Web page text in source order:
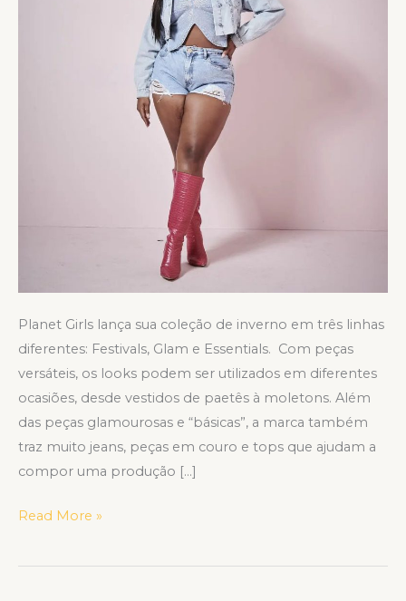
Planet Girls lança sua coleção de inverno em três linhas
diferentes: Festivals, Glam e Essentials. Com peças
versáteis, os looks podem ser utilizados em diferentes
ocasiões, desde vestidos de paetês à moletons. Além
das peças glamourosas e “básicas”, a marca também
traz muito jeans, peças em couro e tops que ajudam a
compor uma produção […]
Read More »